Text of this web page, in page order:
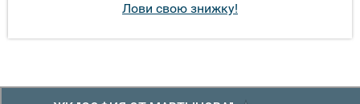
Лови свою знижку!